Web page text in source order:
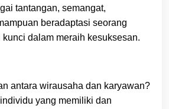
tantangan, semangat,
beradaptasi seorang
dalam meraih kesuksesan.
antara wirausaha dan karyawan?
yang memiliki dan